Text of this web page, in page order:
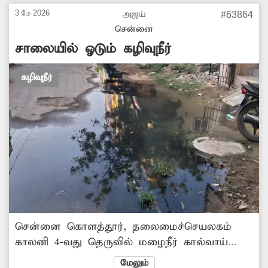
3 மே 2026
அஜய்
சென்னை
#63864
சாலையில் ஓடும் கழிவுநீர்
கழிவுநீர்
சென்னை கொளத்தூர், தலைமைச்செயலகம்
காலனி 4-வது தெருவில் மழைநீர் கால்வாய்
சேதமடைந்து அங்குள்ள கழிவுநீர் சாலை
மேலும்